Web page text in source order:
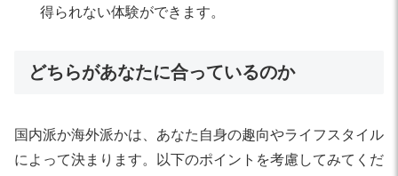
得られない体験ができます。
どちらがあなたに合っているのか
国内派か海外派かは、あなた自身の趣向やライフスタイル
によって決まります。以下のポイントを考慮してみてくだ